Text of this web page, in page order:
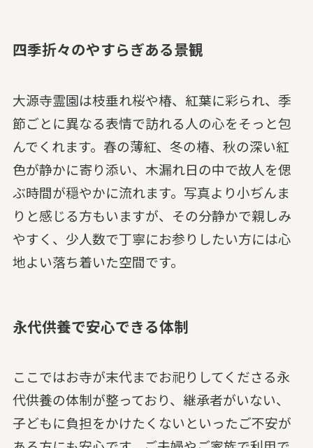
四季折々のやすらぎある景観
大源寺霊園は枝垂れ桜や椿、紅葉に彩られ、季
節ごとに異なる表情で訪れる人の心をそっと包
んでくれます。春の薄紅、冬の椿、秋の深い紅
色が静かに寄り添い、木漏れ日の中で故人を偲
ぶ時間が穏やかに流れます。写真より小ぢんま
りと感じる方もいますが、その分静かで親しみ
やすく、少人数で丁寧にお参りしたい方には心
地よい落ち着いた空間です。
永代供養で安心できる体制
ここではお寺が末代までお祀りしてくださる永
代供養の体制が整っており、継承者がいない、
子どもに負担をかけたくないといったご不安が